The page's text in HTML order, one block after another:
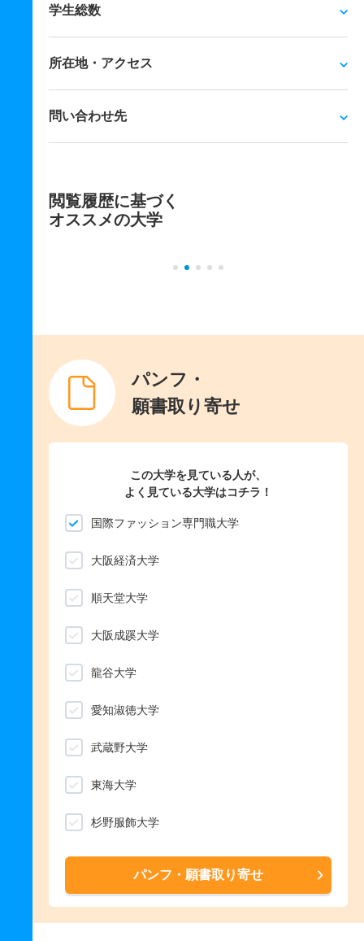
学生総数
所在地・アクセス
問い合わせ先
閲覧履歴に基づく
オススメの大学
パンフ・
願書取り寄せ
この大学を見ている人が、
よく見ている大学はコチラ！
国際ファッション専門職大学
大阪経済大学
順天堂大学
大阪成蹊大学
龍谷大学
愛知淑徳大学
武蔵野大学
東海大学
杉野服飾大学
パンフ・願書取り寄せ